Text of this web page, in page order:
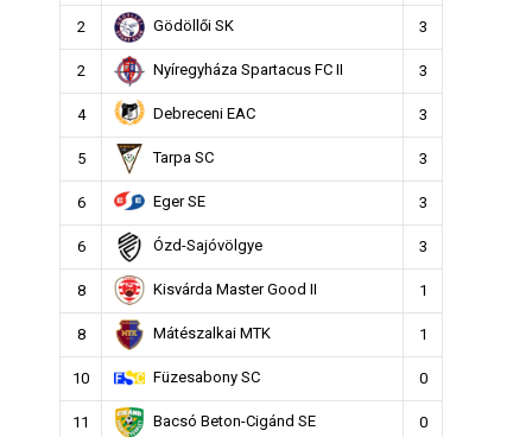
2 Gödöllői SK 3
2 Nyíregyháza Spartacus FC II 3
4 Debreceni EAC 3
5 Tarpa SC 3
6 Eger SE 3
6 Ózd-Sajóvölgye 3
8 Kisvárda Master Good II 1
8 Mátészalkai MTK 1
10 Füzesabony SC 0
11 Bacsó Beton-Cigánd SE 0